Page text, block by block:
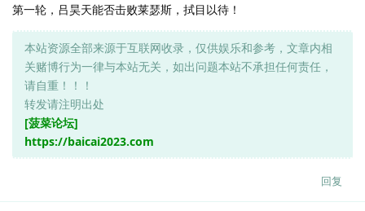
第一轮，吕昊天能否击败莱瑟斯，拭目以待！
本站资源全部来源于互联网收录，仅供娱乐和参考，文章内相
关赌博行为一律与本站无关，如出问题本站不承担任何责任，
请自重！！！
转发请注明出处
[菠菜论坛]
https://baicai2023.com
回复